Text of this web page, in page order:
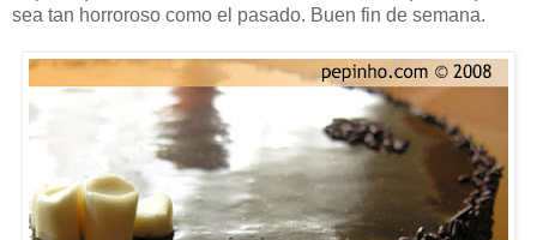
sea tan horroroso como el pasado. Buen fin de semana.